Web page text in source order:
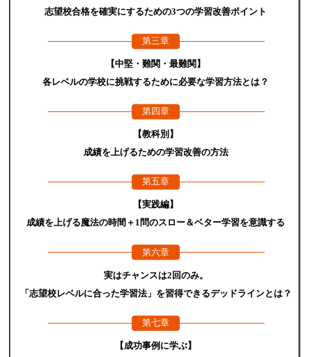
志望校合格を確実にするための3つの学習改善ポイント
第三章
【中堅・難関・最難関】
各レベルの学校に挑戦するために必要な学習方法とは？
第四章
【教科別】
成績を上げるための学習改善の方法
第五章
【実践編】
成績を上げる魔法の時間＋1問のスロー＆ベター学習を意識する
第六章
実はチャンスは2回のみ。
「志望校レベルに合った学習法」を習得できるデッドラインとは？
第七章
【成功事例に学ぶ】